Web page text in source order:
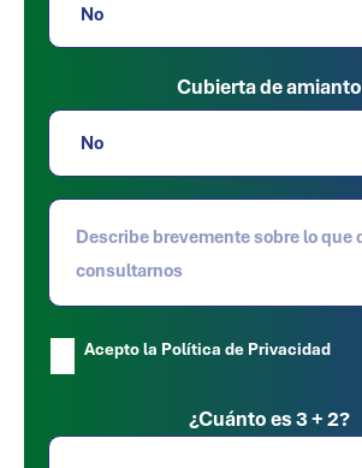
Cubierta de amianto
Acepto la Política de Privacidad
Por favor, deja este campo vacío.
¿Cuánto es 3 + 2?